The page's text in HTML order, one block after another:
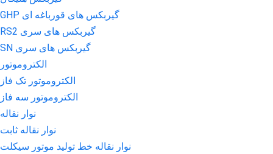
گیربکس های قورباغه ای GHP
گیربکس های سری RS2
گیربکس های سری SN
الکتروموتور
الکتروموتور تک فاز
الکتروموتور سه فاز
نوار نقاله
نوار نقاله ثابت
نوار نقاله خط تولید موتور سیکلت